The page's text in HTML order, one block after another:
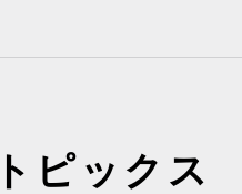
トピックス